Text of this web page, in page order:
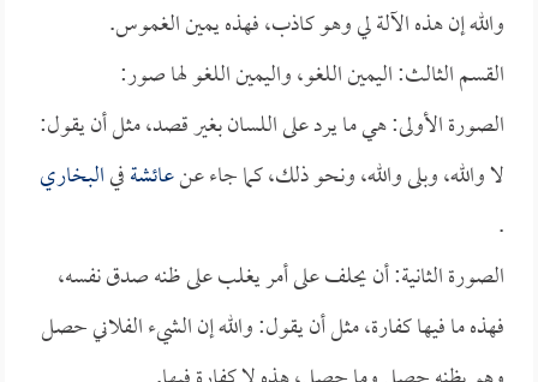
والله إن هذه الآلة لي وهو كاذب، فهذه يمين الغموس.
القسم الثالث: اليمين اللغو، واليمين اللغو لها صور:
الصورة الأولى: هي ما يرد على اللسان بغير قصد، مثل أن يقول:
لا والله، وبلى والله، ونحو ذلك، كما جاء عنعائشةفيالبخاري
.
الصورة الثانية: أن يحلف على أمر يغلب على ظنه صدق نفسه،
فهذه ما فيها كفارة، مثل أن يقول: والله إن الشيء الفلاني حصل